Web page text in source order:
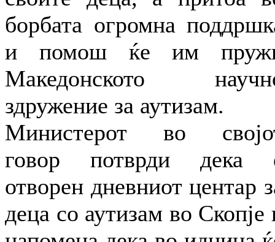
борбата огромна
и помош ќе им
Македонското
здружение за аутизам.
Министерот во
говор потврди дека
отворен дневниот центар
деца со аутизам во Скопје